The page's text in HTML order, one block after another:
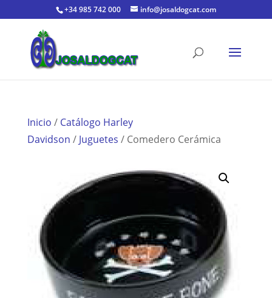
+34 985 742 000 info@josaldogcat.com
Inicio / Catálogo Harley
Davidson / Juguetes / Comedero Cerámica